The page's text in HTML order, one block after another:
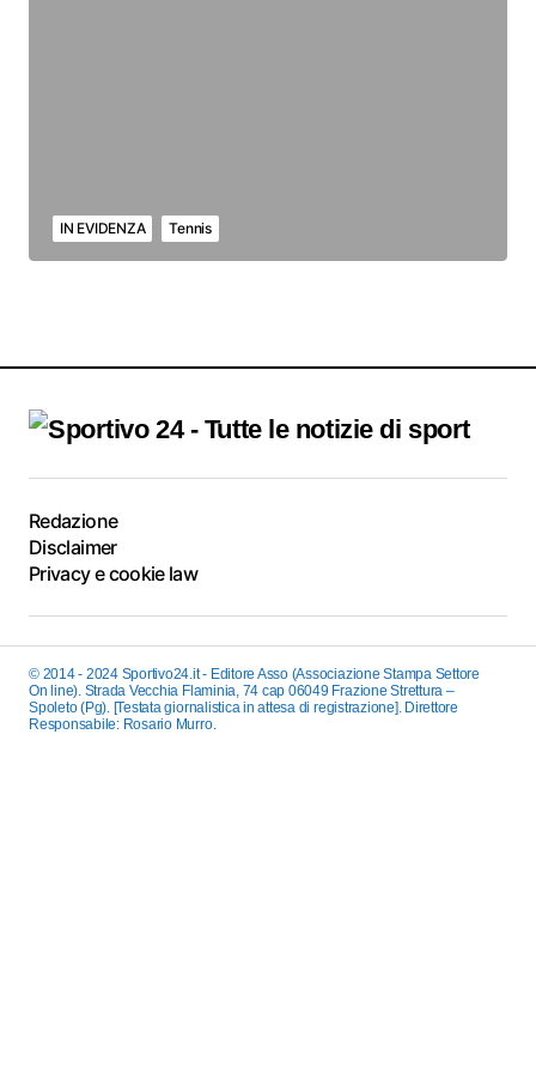
IN EVIDENZA Tennis
Redazione
Disclaimer
Privacy e cookie law
© 2014 - 2024 Sportivo24.it - Editore Asso (Associazione Stampa Settore
On line). Strada Vecchia Flaminia, 74 cap 06049 Frazione Strettura –
Spoleto (Pg). [Testata giornalistica in attesa di registrazione]. Direttore
Responsabile: Rosario Murro.